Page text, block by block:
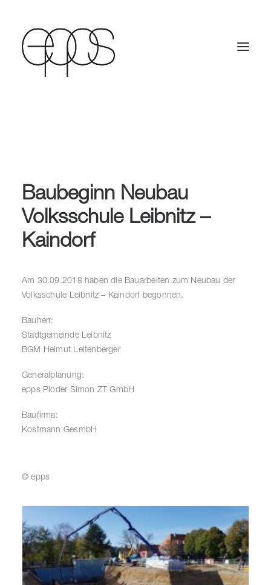
Baubeginn Neubau
Volksschule Leibnitz –
Kaindorf
Am 30.09.2018 haben die Bauarbeiten zum Neubau der
Volksschule Leibnitz – Kaindorf begonnen.
Bauherr:
Stadtgemeinde Leibnitz
BGM Helmut Leitenberger
Generalplanung:
epps Ploder Simon ZT GmbH
Baufirma:
Kostmann GesmbH
© epps